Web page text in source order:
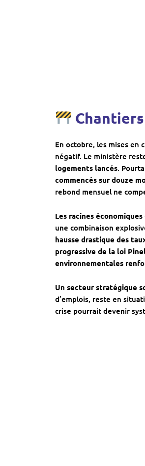
En octobre, les mises en
négatif. Le ministère
logements lancés.
commencés sur douze
rebond mensuel ne
Les racines
une combinaison
hausse drastique des
progressive de la loi
environnementales
Un secteur stratégique
d’emplois, reste en
crise pourrait devenir